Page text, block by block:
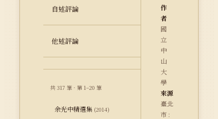
自述評論
他述評論
共 317 筆 · 第 1–20 筆
余光中精選集 (2014)
作
者
國
立
中
山
大
學
來源
臺北
市 :